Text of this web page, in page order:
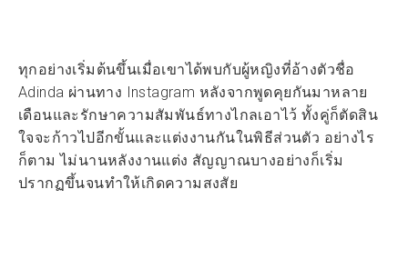
ทุกอย่างเริ่มต้นขึ้นเมื่อเขาได้พบกับผู้หญิงที่อ้างตัวชื่อ
Adinda ผ่านทาง Instagram หลังจากพูดคุยกันมาหลาย
เดือนและรักษาความสัมพันธ์ทางไกลเอาไว้ ทั้งคู่ก็ตัดสิน
ใจจะก้าวไปอีกขั้นและแต่งงานกันในพิธีส่วนตัว อย่างไร
ก็ตาม ไม่นานหลังงานแต่ง สัญญาณบางอย่างก็เริ่ม
ปรากฏขึ้นจนทำให้เกิดความสงสัย